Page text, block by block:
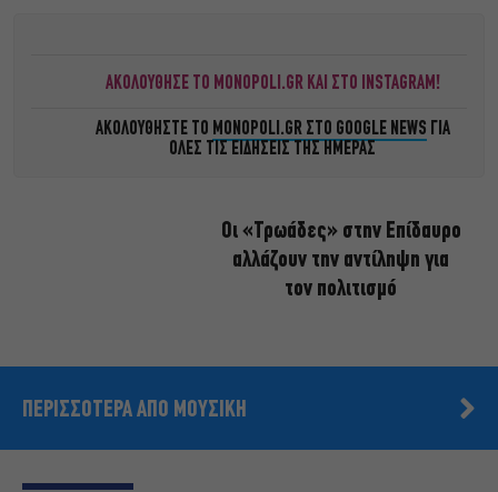
ΑΚΟΛΟΥΘΗΣΕ ΤΟ MONOPOLI.GR ΚΑΙ ΣΤΟ INSTAGRAM!
ΑΚΟΛΟΥΘΗΣΤΕ ΤΟ MONOPOLI.GR ΣΤΟ GOOGLE NEWS ΓΙΑ
ΟΛΕΣ ΤΙΣ ΕΙΔΗΣΕΙΣ ΤΗΣ ΗΜΕΡΑΣ
Οι «Τρωάδες» στην Επίδαυρο
αλλάζουν την αντίληψη για
τον πολιτισμό
ΠΕΡΙΣΣΟΤΕΡΑ ΑΠΟ ΜΟΥΣΙΚΗ